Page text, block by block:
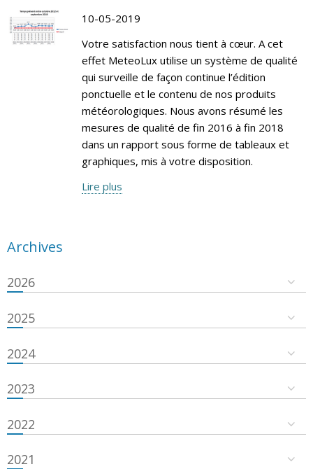
10-05-2019
Votre satisfaction nous tient à cœur. A cet
effet MeteoLux utilise un système de qualité
qui surveille de façon continue l’édition
ponctuelle et le contenu de nos produits
météorologiques. Nous avons résumé les
mesures de qualité de fin 2016 à fin 2018
dans un rapport sous forme de tableaux et
graphiques, mis à votre disposition.
Lire plus
Archives
2026
2025
2024
2023
2022
2021